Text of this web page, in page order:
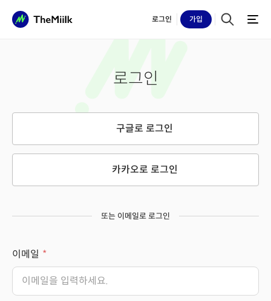
로그인 가입
로그인
구글로 로그인
카카오로 로그인
또는 이메일로 로그인
이메일